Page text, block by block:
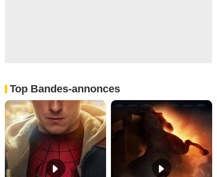
Top Bandes-annonces